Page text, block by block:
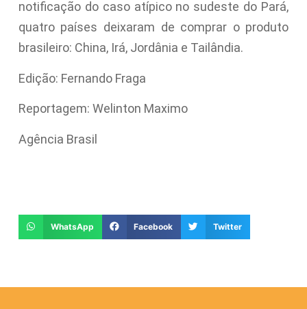
notificação do caso atípico no sudeste do Pará,
quatro países deixaram de comprar o produto
brasileiro: China, Irá, Jordânia e Tailândia.
Edição: Fernando Fraga
Reportagem: Welinton Maximo
Agência Brasil
WhatsApp Facebook Twitter